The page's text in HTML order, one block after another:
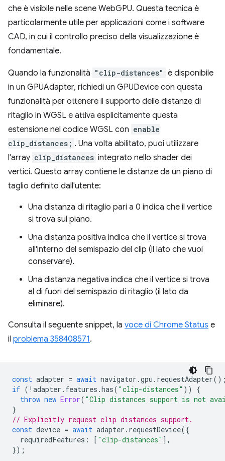
che è visibile nelle scene WebGPU. Questa tecnica è
particolarmente utile per applicazioni come i software
CAD, in cui il controllo preciso della visualizzazione è
fondamentale.
Quando la funzionalità "clip-distances" è disponibile
in un GPUAdapter, richiedi un GPUDevice con questa
funzionalità per ottenere il supporto delle distanze di
ritaglio in WGSL e attiva esplicitamente questa
estensione nel codice WGSL con enable
clip_distances; . Una volta abilitato, puoi utilizzare
l'array clip_distances integrato nello shader dei
vertici. Questo array contiene le distanze da un piano di
taglio definito dall'utente:
Una distanza di ritaglio pari a 0 indica che il vertice
si trova sul piano.
Una distanza positiva indica che il vertice si trova
all'interno del semispazio del clip (il lato che vuoi
conservare).
Una distanza negativa indica che il vertice si trova
al di fuori del semispazio di ritaglio (il lato da
eliminare).
Consulta il seguente snippet, la voce di Chrome Status e
il problema 358408571.
const adapter = await navigator .gpu . requestAdapter
if ( ! adapter . features .has( "clip-distances" ))
{
throw new Error( "Clip distances support is not
}
// Explicitly request clip distances support.
const device = await adapter . requestDevice({
requiredFeatures : [ "clip-distances" ],
});